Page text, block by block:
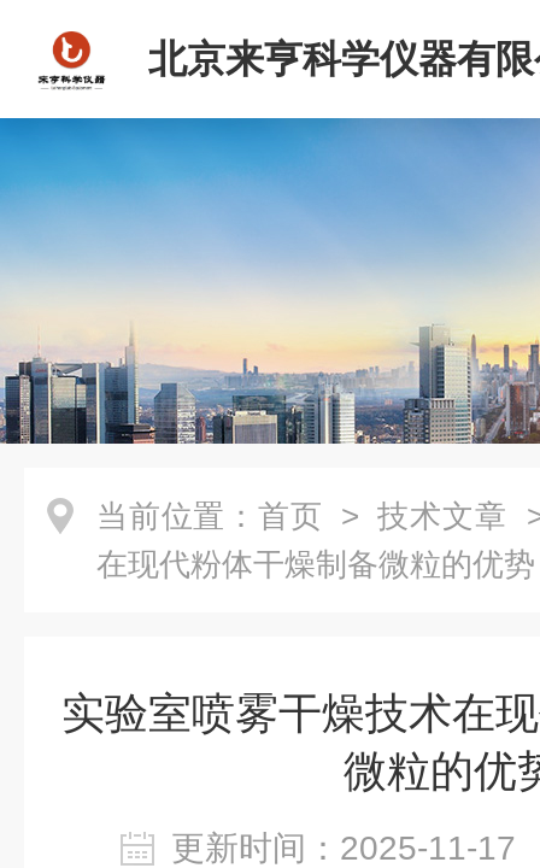
北京来亨科学仪器有
当前位置： 首页 > 技术文章
在现代粉体干燥制备微粒的优势
实验室喷雾干燥技术在
微粒的优
更新时间：2025-11-